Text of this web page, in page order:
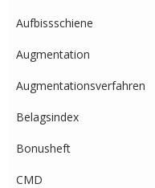
Aufbissschiene
Augmentation
Augmentationsverfahren
Belagsindex
Bonusheft
CMD